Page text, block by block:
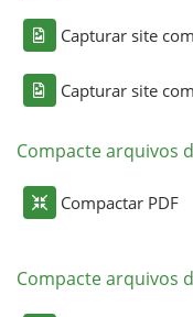
Capturar site
Capturar site
Compacte arquivos
Compactar PDF
Compacte arquivos